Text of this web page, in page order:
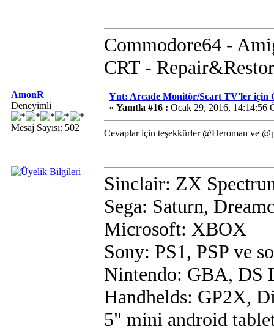
Commodore64 -
CRT -
AmonR
Deneyimli
Mesaj Sayısı: 502
Ynt: Arcade Monitör/Scart TV'ler için
« Yanıtla #16 : Ocak 29, 2016, 14:14:56
Cevaplar için teşekkürler @Heroman ve
Sinclair: ZX
Sega: Saturn,
Microsoft: XBOX
Sony: PS1, PSP ve
Nintendo: GBA, DS
Handhelds: GP2X,
5" mini android